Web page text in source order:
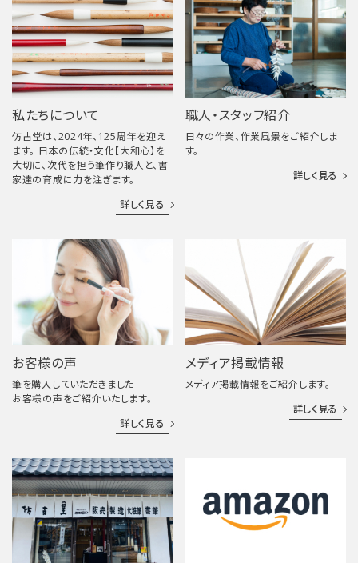
私たちについて
仿古堂は、2024年、125周年を迎え
ます。 日本の伝統・文化【大和心】を
大切に、次代を担う筆作り職人と、書
家達の育成に力を注ぎます。
詳しく見る
職人・スタッフ紹介
日々の作業、作業風景をご紹介しま
す。
詳しく見る
お客様の声
筆を購入していただきました
お客様の声をご紹介いたします。
詳しく見る
メディア掲載情報
メディア掲載情報をご紹介します。
詳しく見る